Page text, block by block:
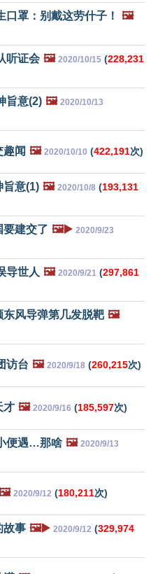
罩：别戴这劳什子！ 🖼️
听证会 🖼️ 2020/10/15 (228,231
旨意(2) 🖼️ 2020/10/13
趣闻 🖼️ 2020/10/10 (422,191次)
旨意(1) 🖼️ 2020/10/8 (193,131
要建交了 🖼️▶️ 2020/9/23
导世人 🖼️ 2020/9/21 (297,861
风导弹第几发脱靶 🖼️
访台 🖼️ 2020/9/18 (260,215次)
才 🖼️ 2020/9/16 (185,597次)
便遇…那啥 🖼️ 2020/9/13
2020/9/12 (180,211次)
故事 🖼️▶️ 2020/9/12 (329,974